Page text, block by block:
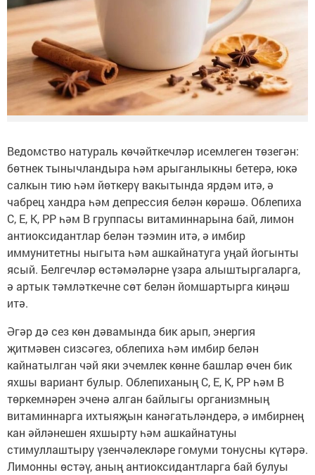
Ведомство натураль көчәйткечләр исемлеген төзегән:
бөтнек тынычландыра һәм арыганлыкны бетерә, юкә
салкын тию һәм йөткерү вакытында ярдәм итә, ә
чабрец хандра һәм депрессия белән көрәшә. Облепиха
С, E, K, PP һәм В группасы витаминнарына бай, лимон
антиоксидантлар белән тәэмин итә, ә имбир
иммунитетны ныгыта һәм ашкайнатуга уңай йогынты
ясый. Белгечләр өстәмәләрне үзара алыштыргаларга,
ә артык тәмләткечне сөт белән йомшартырга киңәш
итә.
Әгәр дә сез көн дәвамында бик арып, энергия
җитмәвен сизсәгез, облепиха һәм имбир белән
кайнатылган чәй яки эчемлек көнне башлар өчен бик
яхшы вариант булыр. Облепиханың С, Е, К, РР һәм В
төркемнәрен эченә алган байлыгы организмның
витаминнарга ихтыяҗын канәгатьләндерә, ә имбирнең
кан әйләнешен яхшырту һәм ашкайнатуны
стимуллаштыру үзенчәлекләре гомуми тонусны күтәрә.
Лимонны өстәү, аның антиоксидантларга бай булуы